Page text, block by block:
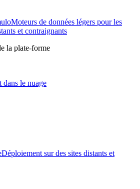
Moteurs de données légers pour les
et contraignants
la plate-forme
dans le nuage
Déploiement sur des sites distants et